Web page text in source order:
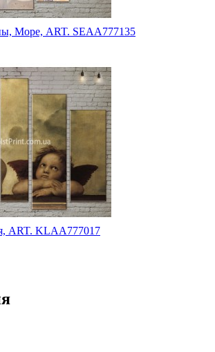
Море, ART. SEAA777135
ART. KLAA777017